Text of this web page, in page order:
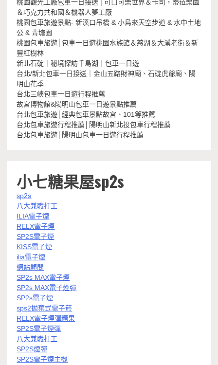
桃園觀光工廠包車一日接送 | 可口可樂世界＆卡司，蒂菈樂園
＆巧克力共和國＆機器人夢工廠
桃園包車旅遊景點- 新溪口吊橋 & 小烏來天空步道 & 水中土地
公 & 青塘園
桃園包車旅遊│包車一日遊桃園水族館＆慈湖＆大溪老街＆新
豐紅樹林
新北石碇｜秘境探訪千島湖｜包車一日遊
台北/新北包車一日接送｜金山五路財神廟、石碇虎爺廟、陽
明山花季
台北三峽包車一日遊行程推薦
故宮博物館&陽明山包車一日遊景點推薦
台北包車旅遊│經典包車景點故宮、101等推薦
台北包車旅遊行程推薦│陽明山新北投包車行程推薦
台北包車旅遊│陽明山包車一日遊行程推薦
小七糖果屋sp2s
sp2s
八大兼職打工
ILIA電子煙
RELX電子煙
SP2S電子煙
KISS電子煙
ilia電子煙
網站顧問
SP2s MAX電子煙
SP2s MAX電子煙彈
SP2s電子煙
sps2拋棄式電子菸
RELX電子煙彈糖果
SP2S電子煙彈
八大兼職打工
SP2S煙彈
SP2S電子煙主機